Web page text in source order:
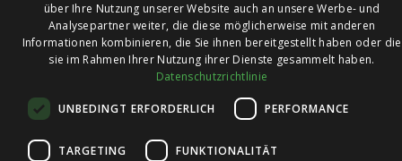
© 2026 Ledleuchtendiscounter.de
auf
über Ihre Nutzung unserer Website auch an unsere Werbe- und
Analysepartner weiter, die diese möglicherweise mit anderen
Informationen kombinieren, die Sie ihnen bereitgestellt haben oder die
sie im Rahmen Ihrer Nutzung ihrer Dienste gesammelt haben.
Datenschutzrichtlinie
UNBEDINGT ERFORDERLICH PERFORMANCE
TARGETING FUNKTIONALITÄT